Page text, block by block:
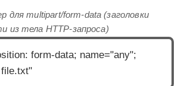
для multipart/form-data (заголовки
из тела HTTP-запроса)
form-data; name="any";